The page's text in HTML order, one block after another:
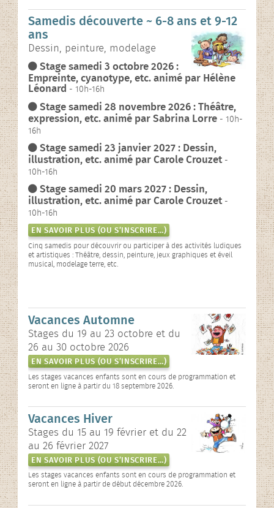
L’association
Rencontres contées
En images…
Samedis découverte ~ 6-8 ans et 9-12
ans
Dessin, peinture, modelage
Stage samedi 3 octobre 2026 :
Empreinte, cyanotype, etc. animé par Hélène
Léonard - 10h-16h
Stage samedi 28 novembre 2026 : Théâtre,
expression, etc. animé par Sabrina Lorre - 10h-
16h
Stage samedi 23 janvier 2027 : Dessin,
illustration, etc. animé par Carole Crouzet -
10h-16h
Stage samedi 20 mars 2027 : Dessin,
illustration, etc. animé par Carole Crouzet-
10h-16h
EN SAVOIR PLUS (OU S’INSCRIRE…)
Cinq samedis pour découvrir ou participer à des activités ludiques
et artistiques : Théâtre, dessin, peinture, jeux graphiques et éveil
musical, modelage terre, etc.
Vacances Automne
Stages du 19 au 23 octobre et du
26 au 30 octobre 2026
EN SAVOIR PLUS (OU S’INSCRIRE…)
Les stages vacances enfants sont en cours de programmation et
seront en ligne à partir du 18 septembre 2026.
Vacances Hiver
Stages du 15 au 19 février et du 22
au 26 février 2027
EN SAVOIR PLUS (OU S’INSCRIRE…)
Les stages vacances enfants sont en cours de programmation et
seront en ligne à partir de début décembre 2026.